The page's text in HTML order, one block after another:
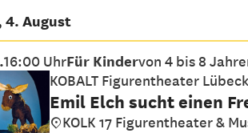
4. August
16:00 UhrFür Kindervon 4 bis 8
KOBALT Figurentheater Lübeck
Emil Elch sucht einen
KOLK 17 Figurentheater &